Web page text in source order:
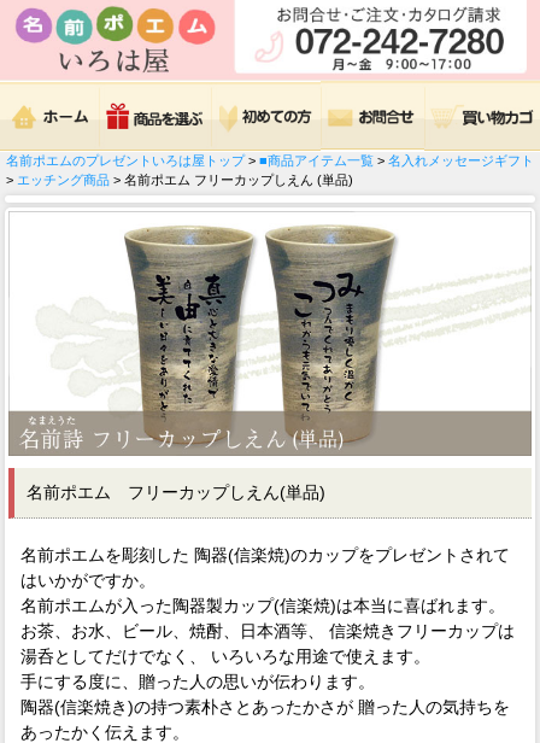
名前ポエムのプレゼントいろは屋トップ> ■商品アイテム一覧 > 名入れメッセージギフト
> エッチング商品 > 名前ポエム フリーカップしえん (単品)
名前ポエム フリーカップしえん(単品)
名前ポエムを彫刻した 陶器(信楽焼)のカップをプレゼントされて
はいかがですか。
名前ポエムが入った陶器製カップ(信楽焼)は本当に喜ばれます。
お茶、お水、ビール、焼酎、日本酒等、 信楽焼きフリーカップは
湯呑としてだけでなく、 いろいろな用途で使えます。
手にする度に、贈った人の思いが伝わります。
陶器(信楽焼き)の持つ素朴さとあったかさが 贈った人の気持ちを
あったかく伝えます。